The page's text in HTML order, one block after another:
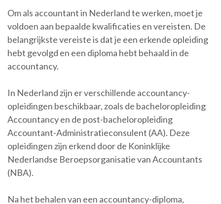
Om als accountant in Nederland te werken, moet je
voldoen aan bepaalde kwalificaties en vereisten. De
belangrijkste vereiste is dat je een erkende opleiding
hebt gevolgd en een diploma hebt behaald in de
accountancy.
In Nederland zijn er verschillende accountancy-
opleidingen beschikbaar, zoals de bacheloropleiding
Accountancy en de post-bacheloropleiding
Accountant-Administratieconsulent (AA). Deze
opleidingen zijn erkend door de Koninklijke
Nederlandse Beroepsorganisatie van Accountants
(NBA).
Na het behalen van een accountancy-diploma,